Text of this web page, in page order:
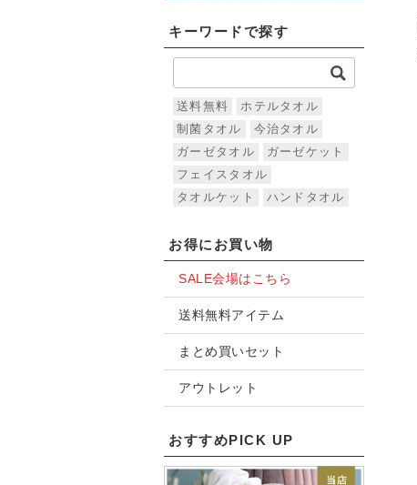
キーワードで探す
送料無料
ホテルタオル
制菌タオル
今治タオル
ガーゼタオル
ガーゼケット
フェイスタオル
タオルケット
ハンドタオル
お得にお買い物
SALE会場はこちら
送料無料アイテム
まとめ買いセット
アウトレット
おすすめPICK UP